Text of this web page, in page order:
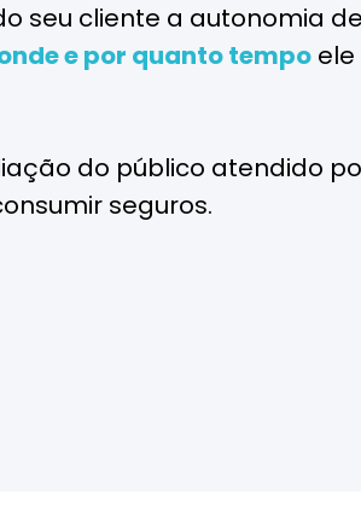
seu cliente a autonomia de
e por quanto tempo ele
do público atendido
seguros.